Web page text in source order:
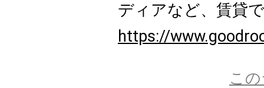
ディアなど、賃貸
https://
こ